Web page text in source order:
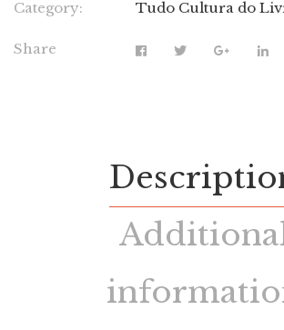
Category: Tudo Cultura do
Share